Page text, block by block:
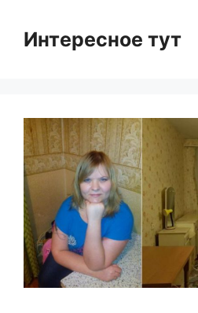
contentИнтересное тут